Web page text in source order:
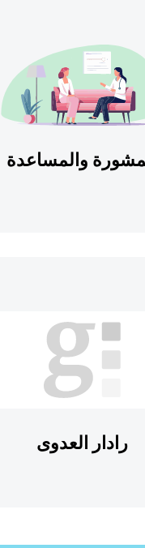
والمساعدة
رادار العدوى